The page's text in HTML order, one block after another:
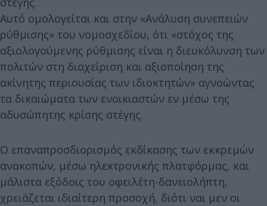
Αυτό ομολογείται και στην «Ανάλυση συνεπειών
ρύθμισης» του νομοσχεδίου, ότι «στόχος της
αξιολογούμενης ρύθμισης είναι η διευκόλυνση των
πολιτών στη διαχείριση και αξιοποίηση της
ακίνητης περιουσίας των ιδιοκτητών» αγνοώντας
τα δικαιώματα των ενοικιαστών εν μέσω της
αδυσώπητης κρίσης στέγης.
Ο επαναπροσδιορισμός εκδίκασης των εκκρεμών
ανακοπών, μέσω ηλεκτρονικής πλατφόρμας, και
μάλιστα εξόδοις του οφειλέτη-δανειολήπτη,
χρειάζεται ιδιαίτερη προσοχή, διότι ναι μεν οι